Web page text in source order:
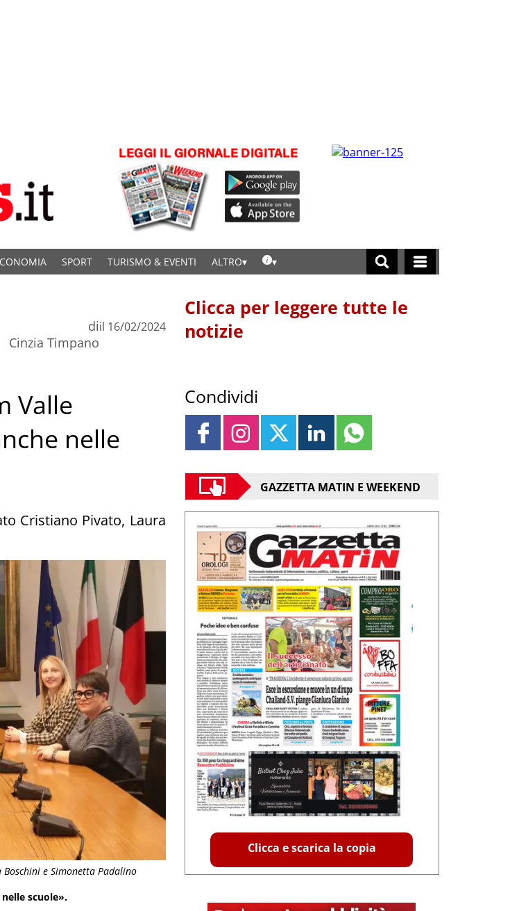
SPORT TURISMO & EVENTI ALTRO
e Simonetta Padalino
di
Cinzia Timpano
il 16/02/2024
Valle
nelle
Cristiano Pivato, Laura
scuole».
Clicca per leggere tutte le
notizie
Condividi
GAZZETTA MATIN E WEEKEND
Clicca e scarica la copia